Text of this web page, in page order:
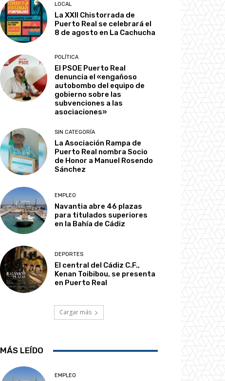
LOCAL
La XXII Chistorrada de
Puerto Real se celebrará el
8 de agosto en La Cachucha
POLÍTICA
El PSOE Puerto Real
denuncia el «engañoso
autobombo del equipo de
gobierno sobre las
subvenciones a las
asociaciones»
SIN CATEGORÍA
La Asociación Rampa de
Puerto Real nombra Socio
de Honor a Manuel Rosendo
Sánchez
EMPLEO
Navantia abre 46 plazas
para titulados superiores
en la Bahía de Cádiz
DEPORTES
El central del Cádiz C.F.,
Kenan Toibibou, se presenta
en Puerto Real
Cargar más
MÁS LEÍDO
EMPLEO